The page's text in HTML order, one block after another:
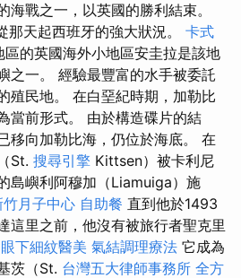
海戰之一，以英國的勝利結束。
那天起西班牙的強大狀況。 卡式
區的英國海外小地區安圭拉是該地
之一。 經驗最豐富的水手被委託
殖民地。 在白堊紀時期，加勒比
當前形式。 由於構造碟片的結
移向加勒比海，仍位於海底。 在
St. 搜尋引擎 Kittsen）被卡利尼
島嶼利阿穆加（Liamuiga）施
竹月子中心 自助餐 直到他於1493
這里之前，他沒有被旅行者聖克里
眼下細紋醫美 氣結調理療法 它成為
茨（St. 台灣五大律師事務所 全方